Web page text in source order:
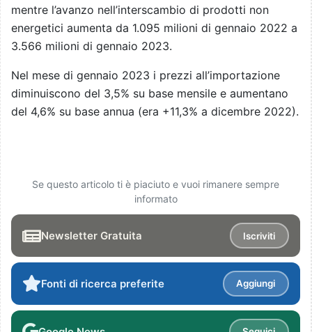
mentre l’avanzo nell’interscambio di prodotti non
energetici aumenta da 1.095 milioni di gennaio 2022 a
3.566 milioni di gennaio 2023.
Nel mese di gennaio 2023 i prezzi all’importazione
diminuiscono del 3,5% su base mensile e aumentano
del 4,6% su base annua (era +11,3% a dicembre 2022).
Se questo articolo ti è piaciuto e vuoi rimanere sempre
informato
Newsletter Gratuita Iscriviti
Fonti di ricerca preferite Aggiungi